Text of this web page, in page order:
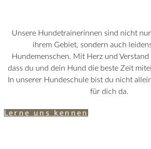
Unsere Hundetrainerinnen sind nicht
ihrem Gebiet, sondern auch
Hundemenschen. Mit Herz und Verstand
dass du und dein Hund die beste Zeit
In unserer Hundeschule bist du nicht
für dich da.
Lerne uns kennen